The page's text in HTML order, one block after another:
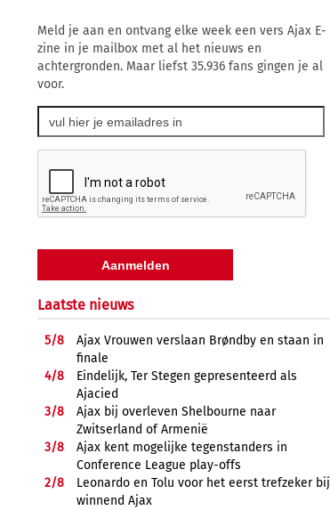
Meld je aan en ontvang elke week een vers Ajax E-
zine in je mailbox met al het nieuws en
achtergronden. Maar liefst 35.936 fans gingen je al
voor.
Laatste nieuws
5/8
Ajax Vrouwen verslaan Brøndby en staan in
finale
4/8
Eindelijk, Ter Stegen gepresenteerd als
Ajacied
3/8
Ajax bij overleven Shelbourne naar
Zwitserland of Armenië
3/8
Ajax kent mogelijke tegenstanders in
Conference League play-offs
2/8
Leonardo en Tolu voor het eerst trefzeker bij
winnend Ajax